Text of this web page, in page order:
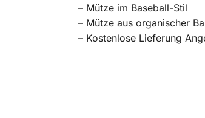
– Mütze im Baseball-Stil
– Mütze aus organischer
– Kostenlose Lieferung